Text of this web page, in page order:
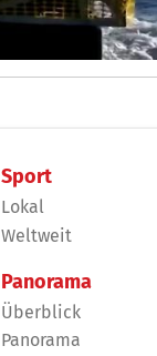
Sport
Lokal
Weltweit
Panorama
Überblick
Panorama